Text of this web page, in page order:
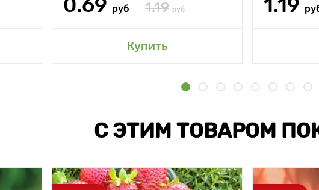
0.69 руб 1.19 руб
Купить
1.19
С ЭТИМ ТОВАРОМ